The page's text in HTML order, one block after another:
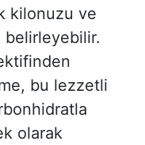
kilonuzu ve
belirleyebilir.
bu lezzetli
olarak